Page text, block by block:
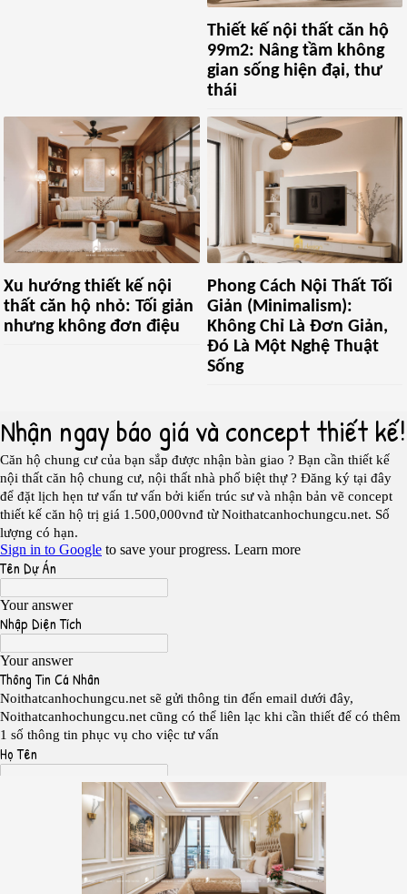
Thiết kế nội thất căn hộ
99m2: Nâng tầm không
gian sống hiện đại, thư
thái
Xu hướng thiết kế nội
thất căn hộ nhỏ: Tối giản
nhưng không đơn điệu
Phong Cách Nội Thất Tối
Giản (Minimalism):
Không Chỉ Là Đơn Giản,
Đó Là Một Nghệ Thuật
Sống